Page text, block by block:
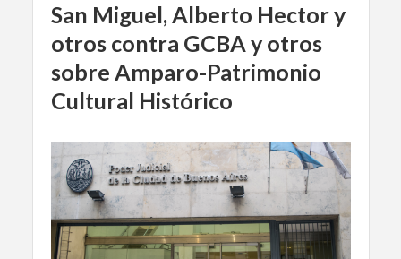
San Miguel, Alberto Hector y
otros contra GCBA y otros
sobre Amparo-Patrimonio
Cultural Histórico